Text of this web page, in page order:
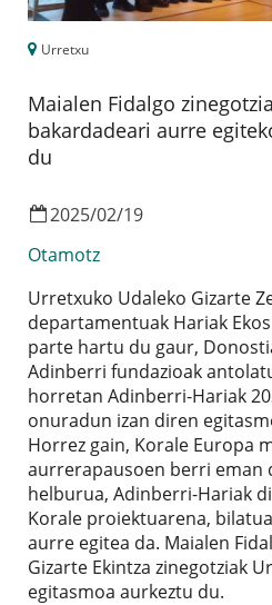
Urretxu
Maialen Fidalgo
bakardadeari aurre
du
2025/02/19
Otamotz
Urretxuko Udaleko Gizarte
departamentuak Hariak
parte hartu du gaur,
Adinberri fundazioak
horretan Adinberri-Hariak
onuradun izan diren
Horrez gain, Korale Europa
aurrerapausoen berri eman
helburua, Adinberri-Hariak
Korale proiektuarena,
aurre egitea da. Maialen
Gizarte Ekintza zinegotziak
egitasmoa aurkeztu du.